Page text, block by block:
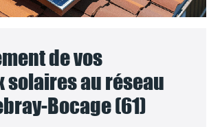
de vos
solaires au réseau
Bocage (61)